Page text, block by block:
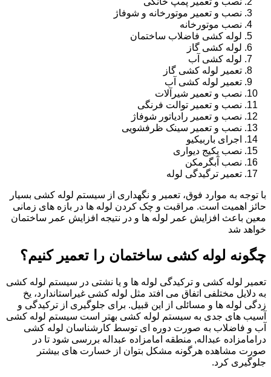
نصب و تعمیر موتورخانه و شوفاژ
نصب موتورخانه
لوله کشی فاضلاب ساختمان
لوله کشی گاز
لوله کشی آب
تعمیر لوله کشی گاز
تعمیر لوله کشی آب
نصب و تعمیر شیرآلات
نصب و تعمیر توالت فرنگی
نصب و تعمیر رادیاتور شوفاژ
نصب و تعمیر سینک ظرفشویی
اجرای باربیکیو
نصب پکیج دیواری
نصب آبگرمکن
تعمیر ترگیدگی لوله
با توجه به موارد فوق، تعمیر و نگهداری از سیستم لوله کشی بسیار
حائز اهمیت است. مراقبت و چک کردن لوله ها در بازه های زمانی
معین باعث افزایش عمر لوله ها و در نتیجه افزایش عمر ساختمان
خواهد شد
چگونه لوله کشی ساختمان را تعمیر کنیم؟
تعمیر لوله کشی و ترکیدگی لوله ها و یا نشتی در سیستم لوله کشی
به دلایل مختلفی اتفاق می افتد مثل لوله کشی غیراستاندارد، یخ
زدگی لوله ها و مسائلی از این قبیل. برای جلوگیری از ترکیدگی و
آسیب های جدی به سیستم لوله کشی بهتر است سیستم لوله کشی
آب و فاضلاب به صورت دوره ای توسط کارشناسان لوله کشی
درامامزاده عبداله, منطقه امامزاده عبداله بررسی شود تا در
صورت مشاهده هرگونه مشکل بتوان از خسارت های بیشتر
جلوگیری کرد.